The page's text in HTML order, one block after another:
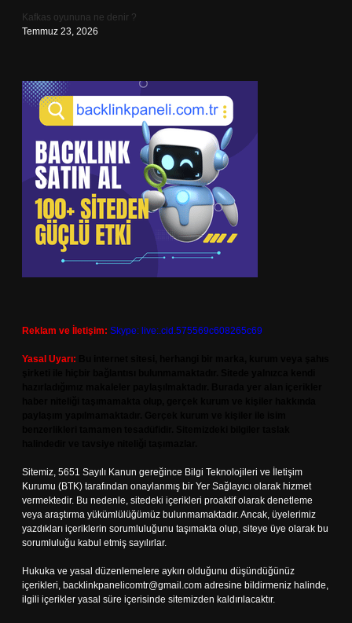
Kafkas oyununa ne denir ?
Temmuz 23, 2026
Reklam ve İletişim: Skype: live:.cid.575569c608265c69
Yasal Uyarı:
Sitemiz, 5651 Sayılı Kanun gereğince Bilgi Teknolojileri ve İletişim
Kurumu (BTK) tarafından onaylanmış bir Yer Sağlayıcı olarak hizmet
vermektedir. Bu nedenle, sitedeki içerikleri proaktif olarak denetleme
veya araştırma yükümlülüğümüz bulunmamaktadır. Ancak, üyelerimiz
yazdıkları içeriklerin sorumluluğunu taşımakta olup, siteye üye olarak bu
sorumluluğu kabul etmiş sayılırlar.
Hukuka ve yasal düzenlemelere aykırı olduğunu düşündüğünüz
içerikleri, backlinkpanelicomtr@gmail.com adresine bildirmeniz halinde,
ilgili içerikler yasal süre içerisinde sitemizden kaldırılacaktır.